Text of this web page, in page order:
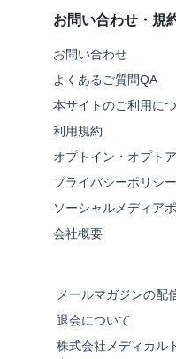
お問い合わせ・規
お問い合わせ
よくあるご質問QA
本サイトのご利用に
利用規約
オプトイン・オプト
プライバシーポリシー
ソーシャルメディア
会社概要
メールマガジンの配
退会について
株式会社メディカ